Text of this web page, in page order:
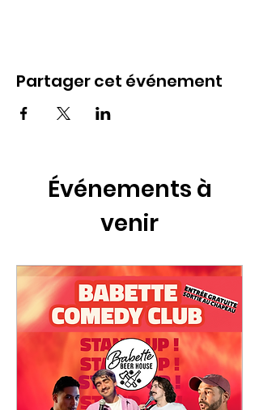
Partager cet événement
Événements à
venir